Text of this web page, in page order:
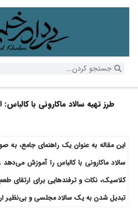
طرز تهیه سالاد ماکارونی با کالباس:
این مقاله به عنوان یک راهنمای جامع، به
سالاد ماکارونی با کالباس را آموزش می‌دهد
کلاسیک، نکات و ترفندهایی برای ارتقای
تبدیل شدن به یک سالاد مجلسی و بی‌نظیر